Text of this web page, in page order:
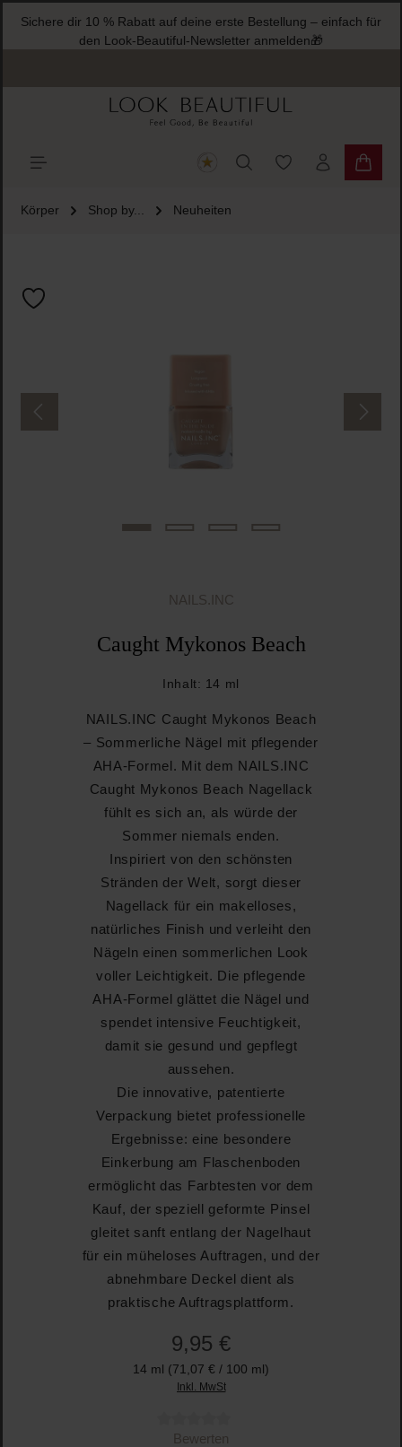
springen
Sichere dir 10 % Rabatt auf deine erste Bestellung – einfach für
den Look-Beautiful-Newsletter anmelden🎁
Du hast 0
Körper Shop by... Neuheiten
NAILS.INC
Caught Mykonos Beach
Inhalt: 14 ml
NAILS.INC Caught Mykonos Beach
– Sommerliche Nägel mit pflegender
AHA-Formel. Mit dem NAILS.INC
Caught Mykonos Beach Nagellack
fühlt es sich an, als würde der
Sommer niemals enden.
Inspiriert von den schönsten
Stränden der Welt, sorgt dieser
Nagellack für ein makelloses,
natürliches Finish und verleiht den
Nägeln einen sommerlichen Look
voller Leichtigkeit. Die pflegende
AHA-Formel glättet die Nägel und
spendet intensive Feuchtigkeit,
damit sie gesund und gepflegt
aussehen.
Die innovative, patentierte
Verpackung bietet professionelle
Ergebnisse: eine besondere
Einkerbung am Flaschenboden
ermöglicht das Farbtesten vor dem
Kauf, der speziell geformte Pinsel
gleitet sanft entlang der Nagelhaut
für ein müheloses Auftragen, und der
abnehmbare Deckel dient als
praktische Auftragsplattform.
9,95 €
14 ml (71,07 € / 100 ml)
Inkl. MwSt
Durchschnittliche Bewertung von 0 von 5 Sternen
Bewerten